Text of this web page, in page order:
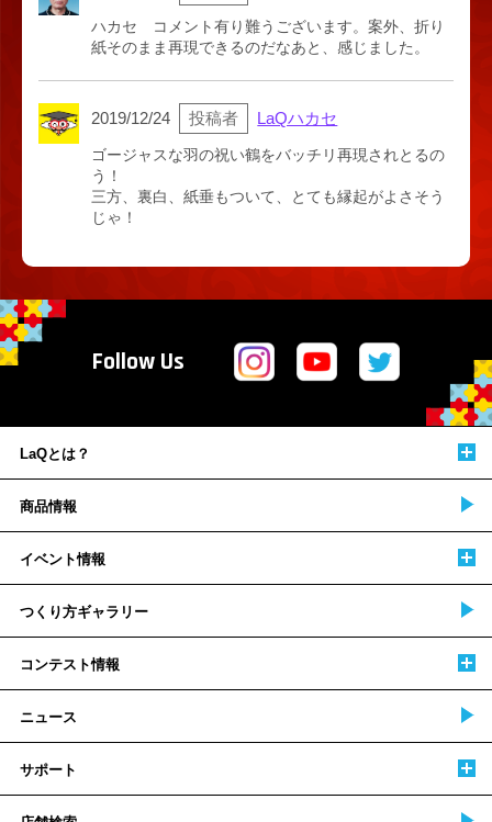
ハカセ コメント有り難うございます。案外、折り
紙そのまま再現できるのだなあと、感じました。
2019/12/24 投稿者 LaQハカセ
ゴージャスな羽の祝い鶴をバッチリ再現されとるの
う！
三方、裏白、紙垂もついて、とても縁起がよさそう
じゃ！
Follow Us
LaQとは？
商品情報
イベント情報
つくり方ギャラリー
コンテスト情報
ニュース
サポート